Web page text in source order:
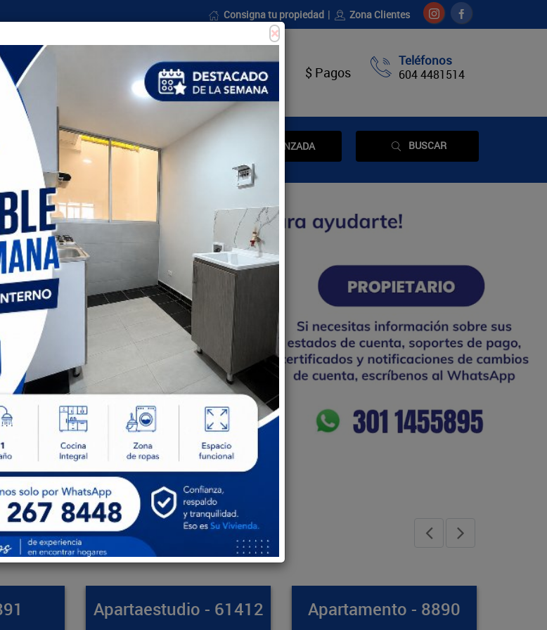
Consigna tu propiedad Zona Clientes
Teléfonos
604 4481514
Noticias Contáctenos $ Pagos
Todas las ciudades AVANZADA BUSCAR
×
61412 Apartamento - 8890 Casa - 8971